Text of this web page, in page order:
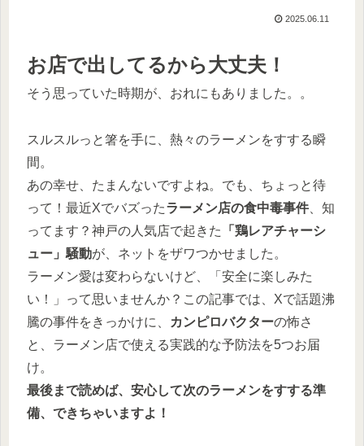
2025.06.11
お店で出してるから大丈夫！
そう思っていた時期が、おれにもありました。。
スルスルっと箸を手に、熱々のラーメンをすする瞬
間。
あの幸せ、たまんないですよね。でも、ちょっと待
って！最近Xでバズったラーメン店の食中毒事件、知
ってます？神戸の人気店で起きた
「鶏レアチャーシ
ュー」騒動が、ネットをザワつかせました。
ラーメン愛は変わらないけど、「安全に楽しみた
い！」って思いませんか？この記事では、Xで話題沸
騰の事件をきっかけに、
カンピロバクターの怖さ
と、ラーメン店で使える実践的な予防法を5つお届
け。
最後まで読めば、安心して次のラーメンをすする準
備、できちゃいますよ！